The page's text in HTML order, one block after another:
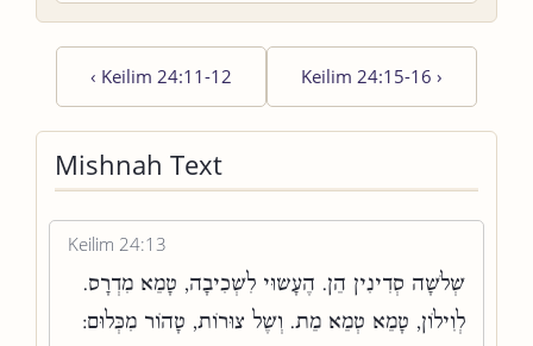
‹ Keilim 24:11-12 Keilim 24:15-16 ›
Mishnah Text
Keilim 24:13
שְׁלֹשָׁה סְדִינִין הֵן. הֶעָשׂוּי לִשְׁכִיבָה, טָמֵא מִדְרָס.
לְוִילוֹן, טָמֵא טְמֵא מֵת. וְשֶׁל צוּרוֹת, טָהוֹר מִכְּלוּם: